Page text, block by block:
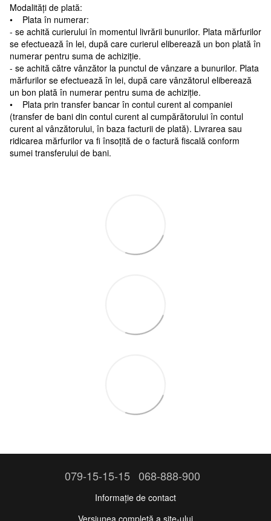
Modalități de plată:
• Plata în numerar:
- se achită curierului în momentul livrării bunurilor. Plata mărfurilor
se efectuează în lei, după care curierul eliberează un bon plată în
numerar pentru suma de achiziție.
- se achită către vânzător la punctul de vânzare a bunurilor. Plata
mărfurilor se efectuează în lei, după care vânzătorul eliberează
un bon plată în numerar pentru suma de achiziție.
• Plata prin transfer bancar în contul curent al companiei
(transfer de bani din contul curent al cumpărătorului în contul
curent al vânzătorului, în baza facturii de plată). Livrarea sau
ridicarea mărfurilor va fi însoțită de o factură fiscală conform
sumei transferului de bani.
079-15-15-15 068-888-900
Informație de contact
Versiunea completă a site-ului